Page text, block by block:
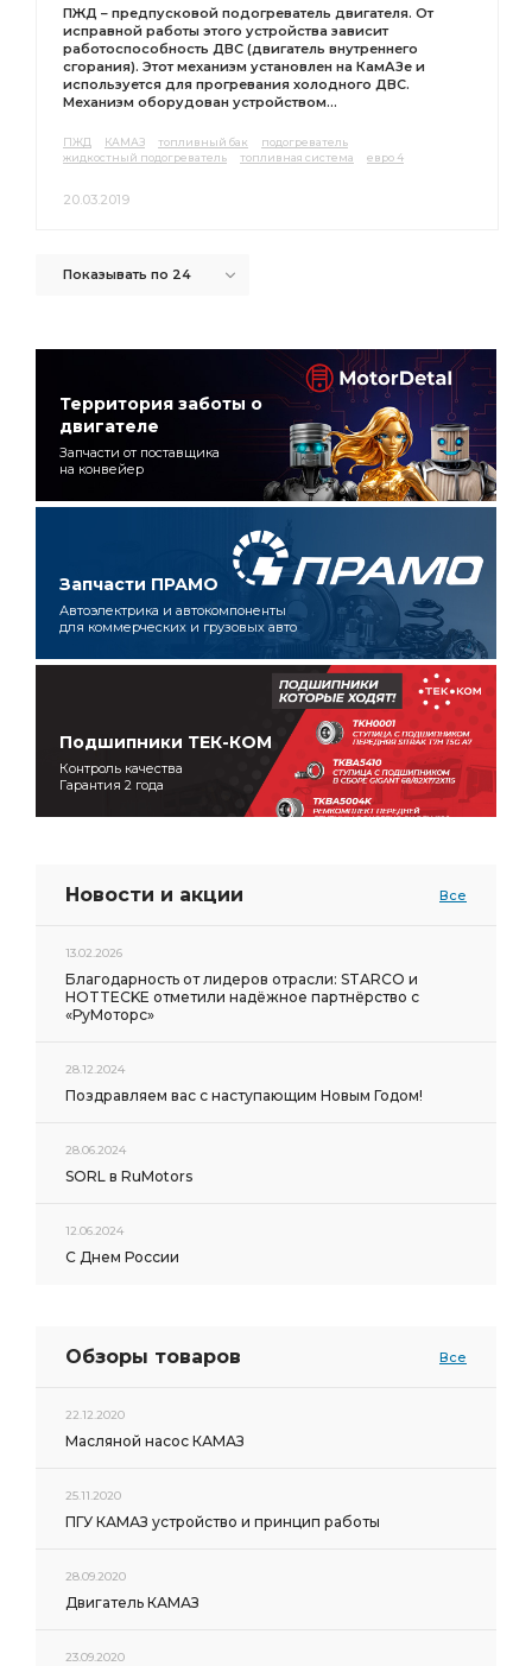
ПЖД – предпусковой подогреватель двигателя. От
исправной работы этого устройства зависит
работоспособность ДВС (двигатель внутреннего
сгорания). Этот механизм установлен на КамАЗе и
используется для прогревания холодного ДВС.
Механизм оборудован устройством...
ПЖД КАМАЗ топливный бак
подогреватель
жидкостный подогреватель
топливная система евро 4
20.03.2019
Показывать по 24
Территория заботы о
двигателе
Запчасти от поставщика
на конвейер
Запчасти ПРАМО
Автоэлектрика и автокомпоненты
для коммерческих и грузовых авто
Подшипники ТЕК-КОМ
Контроль качества
Гарантия 2 года
Новости и акции Все
13.02.2026
Благодарность от лидеров отрасли: STARCO и
HOTTECKE отметили надёжное партнёрство с
«РуМоторс»
28.12.2024
Поздравляем вас с наступающим Новым Годом!
28.06.2024
SORL в RuMotors
12.06.2024
С Днем России
Обзоры товаров Все
22.12.2020
Масляной насос КАМАЗ
25.11.2020
ПГУ КАМАЗ устройство и принцип работы
28.09.2020
Двигатель КАМАЗ
23.09.2020